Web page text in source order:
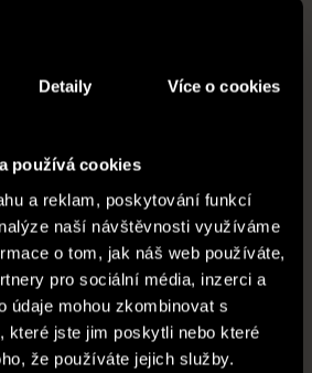
Detaily Více o cookies
používá cookies
a reklam, poskytování funkcí
naší návštěvnosti využíváme
o tom, jak náš web používáte,
pro sociální média, inzerci a
údaje mohou zkombinovat s
které jste jim poskytli nebo které
že používáte jejich služby.
se skládá z odborných středisek,
marketing, finance, právní služby,
klientských služeb, nezbytnou
zaměstnance příjemné pracovní
benefity a investuje do vzdělávání,
organizuje team building-ové
aktivity pro neformální
v rámci organizace.